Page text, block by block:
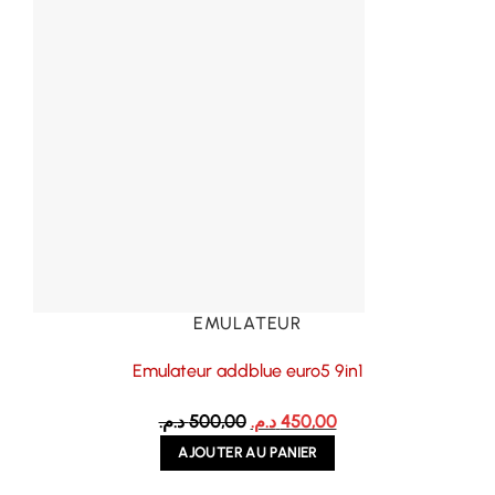
EMULATEUR
Emulateur addblue euro5 9in1
500,00 د.م.
Le
prix
initial
450,00 د.م.
Le
AJOUTER AU PANIER